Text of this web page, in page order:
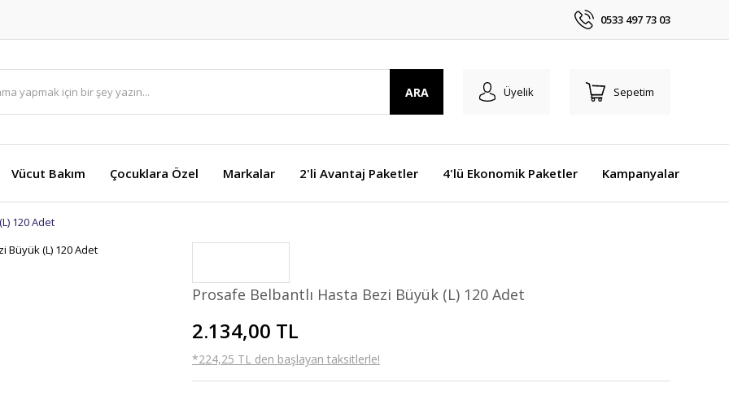
0533 497 73 03
ARA Üyelik Sepetim
Vücut Bakım Çocuklara Özel Markalar 2'li Avantaj Paketler 4'lü Ekonomik Paketler Kampanyalar
120 Adet
Prosafe Belbantlı Hasta Bezi Büyük (L) 120 Adet
2.134,00 TL
*224,25 TL den başlayan taksitlerle!